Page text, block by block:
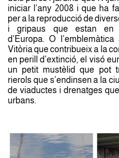
iniciar l’any 2008 i que ha
per a la reproducció de
i gripaus que estan en
d’Europa. O
Vitòria que contribueix a la
en perill d’extinció, el visó
un petit mustèlid que pot
rierols que s’endinsen a la
de viaductes i drenatges
urbans.